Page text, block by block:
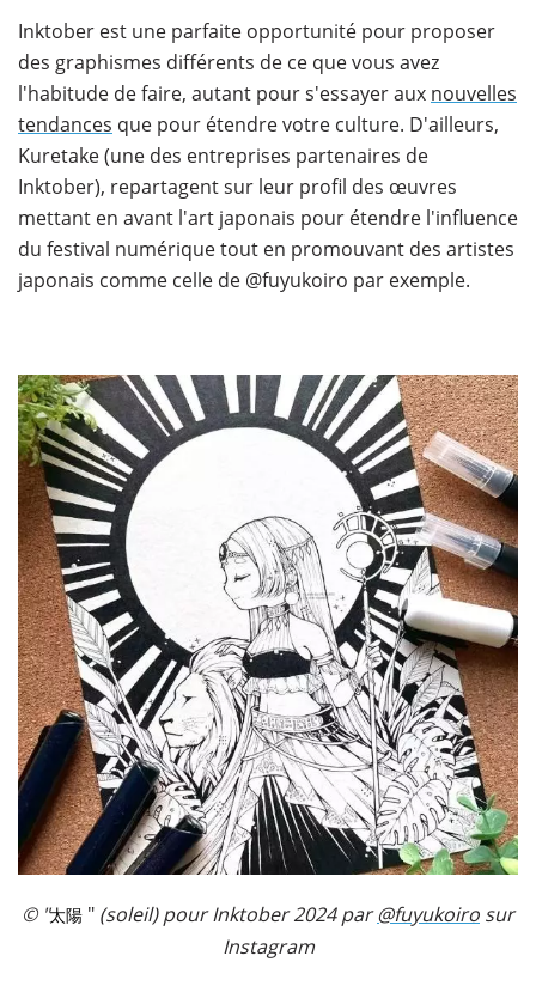
Inktober est une parfaite opportunité pour proposer
des graphismes différents de ce que vous avez
l'habitude de faire, autant pour s'essayer aux nouvelles
tendances que pour étendre votre culture. D'ailleurs,
Kuretake (une des entreprises partenaires de
Inktober), repartagent sur leur profil des œuvres
mettant en avant l'art japonais pour étendre l'influence
du festival numérique tout en promouvant des artistes
japonais comme celle de @fuyukoiro par exemple.
© "太陽 " (soleil) pour Inktober 2024 par@fuyukoiro sur
Instagram